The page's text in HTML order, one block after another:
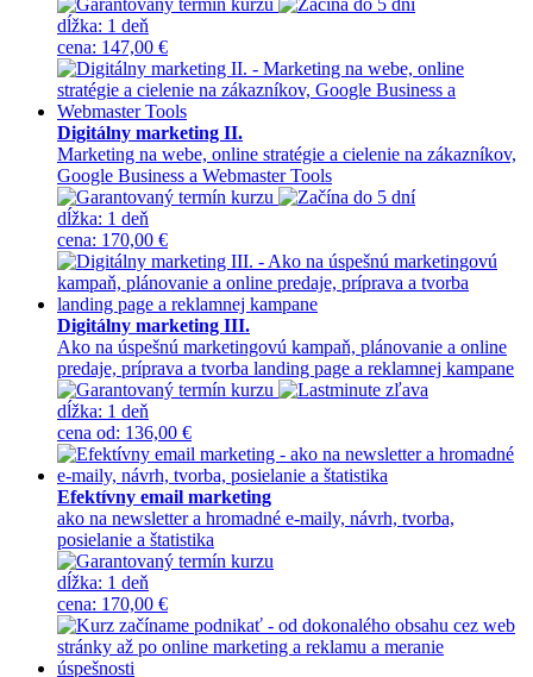
dĺžka: 1 deň
cena: 147,00 €
Digitálny marketing II.
Marketing na webe, online stratégie a cielenie na zákazníkov,
Google Business a Webmaster Tools
dĺžka: 1 deň
cena: 170,00 €
Digitálny marketing III.
Ako na úspešnú marketingovú kampaň, plánovanie a online
predaje, príprava a tvorba landing page a reklamnej kampane
dĺžka: 1 deň
cena od: 136,00 €
Efektívny email marketing
ako na newsletter a hromadné e-maily, návrh, tvorba,
posielanie a štatistika
dĺžka: 1 deň
cena: 170,00 €